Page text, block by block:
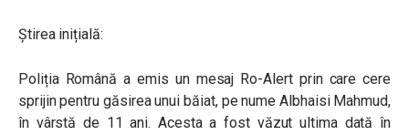
Știrea inițială:
Poliția Română a emis un mesaj Ro-Alert prin care cere
sprijin pentru găsirea unui băiat, pe nume Albhaisi Mahmud,
în vârstă de 11 ani. Acesta a fost văzut ultima dată în